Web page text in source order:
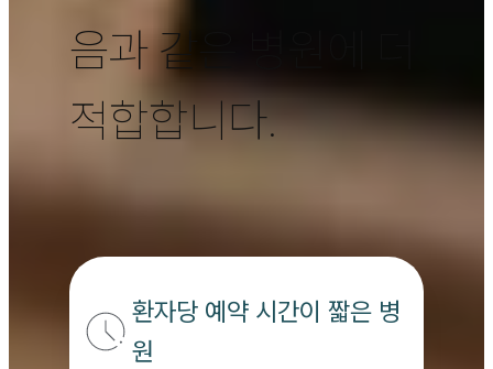
음과 같은 병원에 더
적합합니다.
환자당 예약 시간이 짧은 병
원